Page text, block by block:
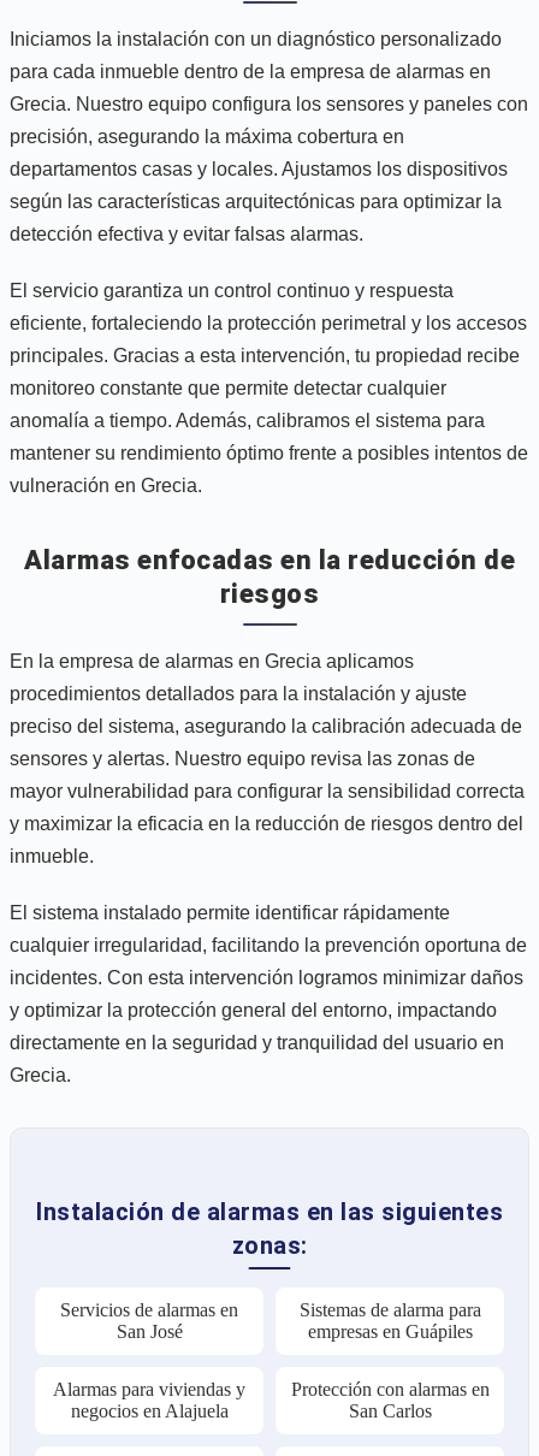
Iniciamos la instalación con un diagnóstico personalizado
para cada inmueble dentro de la empresa de alarmas en
Grecia. Nuestro equipo configura los sensores y paneles con
precisión, asegurando la máxima cobertura en
departamentos casas y locales. Ajustamos los dispositivos
según las características arquitectónicas para optimizar la
detección efectiva y evitar falsas alarmas.
El servicio garantiza un control continuo y respuesta
eficiente, fortaleciendo la protección perimetral y los accesos
principales. Gracias a esta intervención, tu propiedad recibe
monitoreo constante que permite detectar cualquier
anomalía a tiempo. Además, calibramos el sistema para
mantener su rendimiento óptimo frente a posibles intentos de
vulneración en Grecia.
Alarmas enfocadas en la reducción de
riesgos
En la empresa de alarmas en Grecia aplicamos
procedimientos detallados para la instalación y ajuste
preciso del sistema, asegurando la calibración adecuada de
sensores y alertas. Nuestro equipo revisa las zonas de
mayor vulnerabilidad para configurar la sensibilidad correcta
y maximizar la eficacia en la reducción de riesgos dentro del
inmueble.
El sistema instalado permite identificar rápidamente
cualquier irregularidad, facilitando la prevención oportuna de
incidentes. Con esta intervención logramos minimizar daños
y optimizar la protección general del entorno, impactando
directamente en la seguridad y tranquilidad del usuario en
Grecia.
Instalación de alarmas en las siguientes
zonas:
Servicios de alarmas en
San José
Sistemas de alarma para
empresas en Guápiles
Alarmas para viviendas y
negocios en Alajuela
Protección con alarmas en
San Carlos